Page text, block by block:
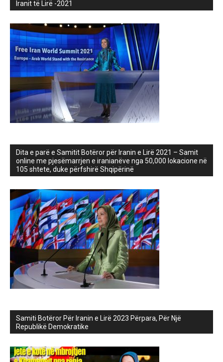
Iranit të Lirë -2021
Dita e parë e Samitit Botëror për Iranin e Lirë 2021 – Samit
online me pjesëmarrjen e iranianëve nga 50,000 lokacione në
105 shtete, duke përfshirë Shqipërinë
Samiti Botëror Për Iranin e Lirë 2023 Përpara, Për Një
Republikë Demokratike